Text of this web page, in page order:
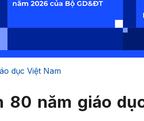
dục Việt Nam
80 năm giáo